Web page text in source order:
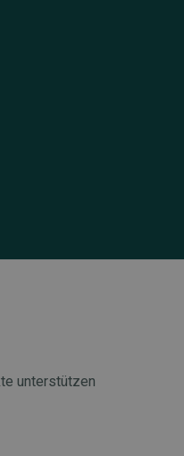
unterstützen